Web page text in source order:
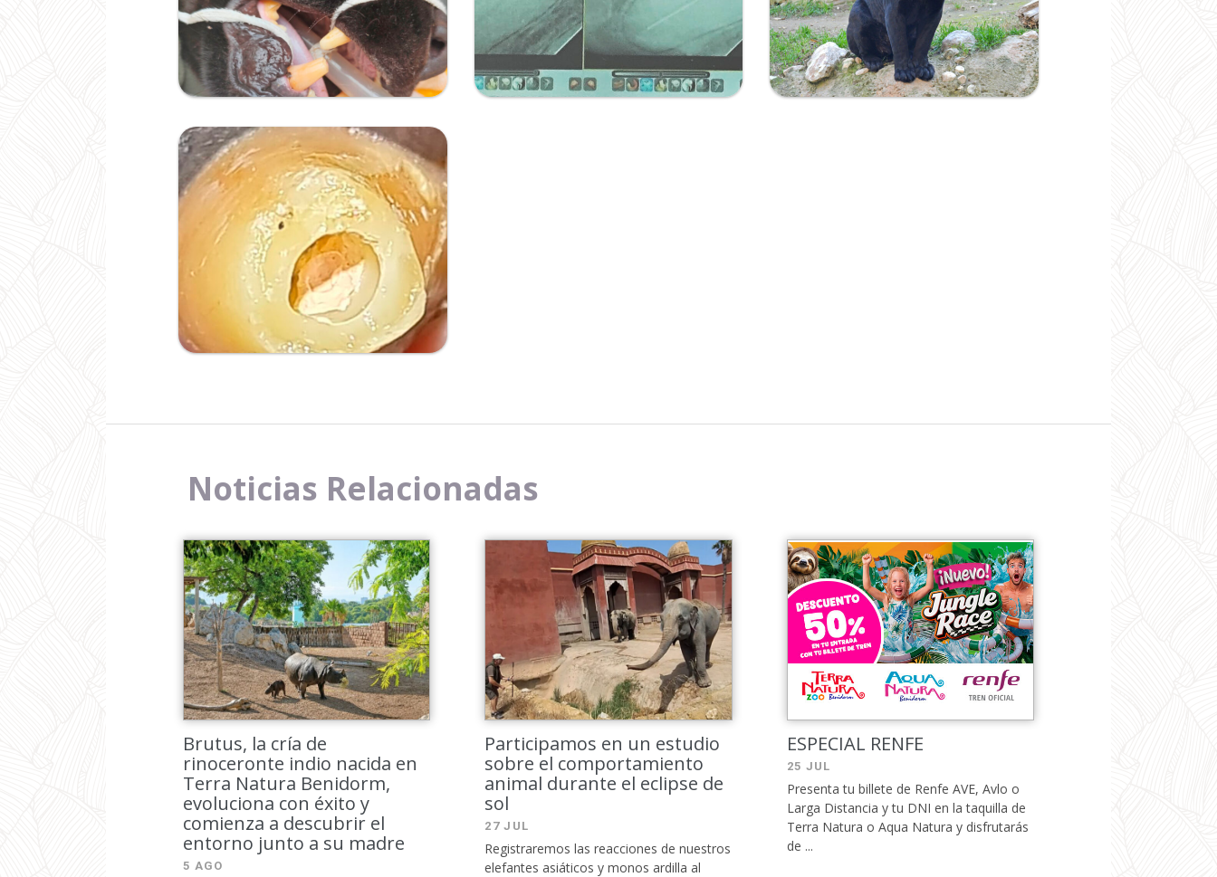
Ampliar
Noticias Relacionadas
Brutus, la cría de
rinoceronte indio nacida en
Terra Natura Benidorm,
evoluciona con éxito y
comienza a descubrir el
entorno junto a su madre
5 AGO
Participamos en un estudio
sobre el comportamiento
animal durante el eclipse de
sol
27 JUL
Registraremos las reacciones de nuestros
elefantes asiáticos y monos ardilla al
ESPECIAL RENFE
25 JUL
Presenta tu billete de Renfe AVE, Avlo o
Larga Distancia y tu DNI en la taquilla de
Terra Natura o Aqua Natura y disfrutarás
de ...